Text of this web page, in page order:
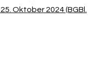
Oktober 2024 (BGBl.